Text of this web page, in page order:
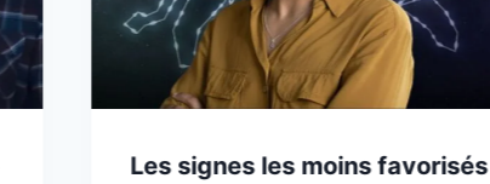
Les signes les moins favorisés